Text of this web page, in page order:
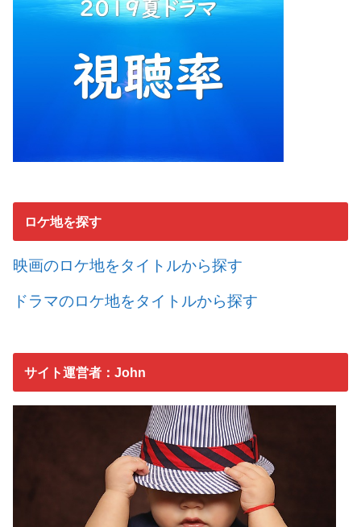
ロケ地を探す
映画のロケ地をタイトルから探す
ドラマのロケ地をタイトルから探す
サイト運営者：John